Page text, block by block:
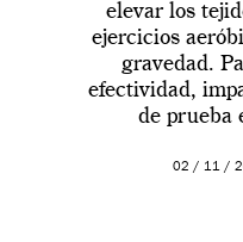
elevar los
ejercicios
gravedad.
efectividad,
de prueba
02 / 11 /